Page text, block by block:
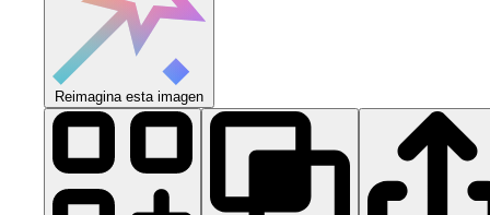
Reimagina esta imagen